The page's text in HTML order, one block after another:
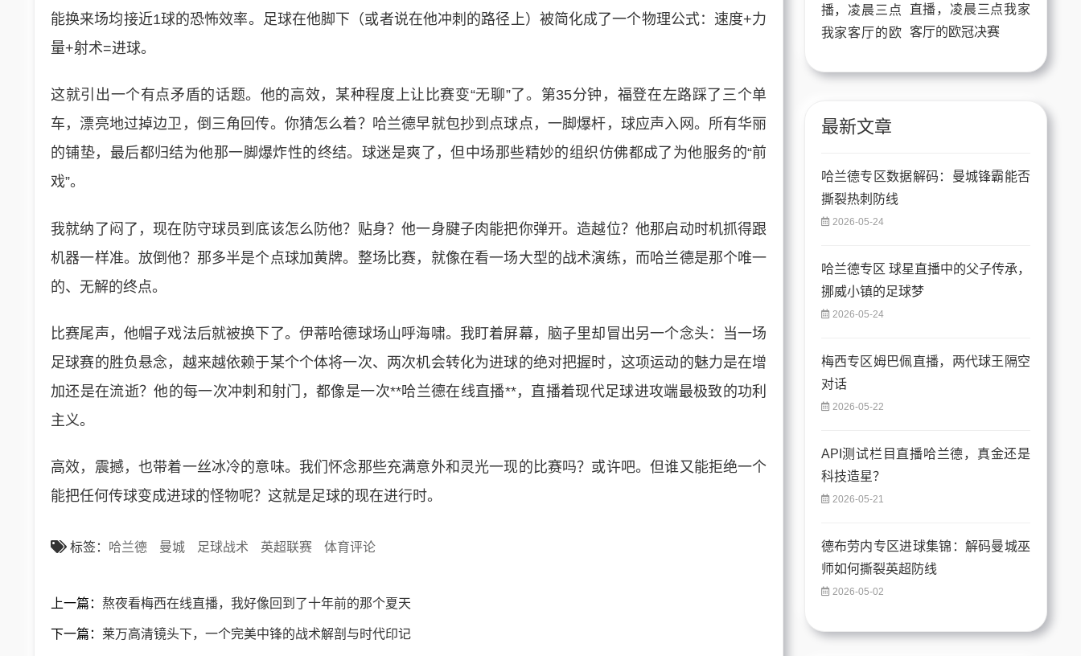
能换来场均接近1球的恐怖效率。足球在他脚下（或者说在他冲刺的路径上）被简化成了一个物理公式：速度+力
量+射术=进球。
这就引出一个有点矛盾的话题。他的高效，某种程度上让比赛变“无聊”了。第35分钟，福登在左路踩了三个单
车，漂亮地过掉边卫，倒三角回传。你猜怎么着？哈兰德早就包抄到点球点，一脚爆杆，球应声入网。所有华丽
的铺垫，最后都归结为他那一脚爆炸性的终结。球迷是爽了，但中场那些精妙的组织仿佛都成了为他服务的“前
戏”。
我就纳了闷了，现在防守球员到底该怎么防他？贴身？他一身腱子肉能把你弹开。造越位？他那启动时机抓得跟
机器一样准。放倒他？那多半是个点球加黄牌。整场比赛，就像在看一场大型的战术演练，而哈兰德是那个唯一
的、无解的终点。
比赛尾声，他帽子戏法后就被换下了。伊蒂哈德球场山呼海啸。我盯着屏幕，脑子里却冒出另一个念头：当一场
足球赛的胜负悬念，越来越依赖于某个个体将一次、两次机会转化为进球的绝对把握时，这项运动的魅力是在增
加还是在流逝？他的每一次冲刺和射门，都像是一次**哈兰德在线直播**，直播着现代足球进攻端最极致的功利
主义。
高效，震撼，也带着一丝冰冷的意味。我们怀念那些充满意外和灵光一现的比赛吗？或许吧。但谁又能拒绝一个
能把任何传球变成进球的怪物呢？这就是足球的现在进行时。
标签： 哈兰德 曼城 足球战术 英超联赛 体育评论
上一篇： 熬夜看梅西在线直播，我好像回到了十年前的那个夏天
下一篇： 莱万高清镜头下，一个完美中锋的战术解剖与时代印记
直播，凌晨三点我家
客厅的欧冠决赛
最新文章
哈兰德专区数据解码：曼城锋霸能否
撕裂热刺防线
2026-05-24
哈兰德专区 球星直播中的父子传承，
挪威小镇的足球梦
2026-05-24
梅西专区姆巴佩直播，两代球王隔空
对话
2026-05-22
API测试栏目直播哈兰德，真金还是
科技造星？
2026-05-21
德布劳内专区进球集锦：解码曼城巫
师如何撕裂英超防线
2026-05-02